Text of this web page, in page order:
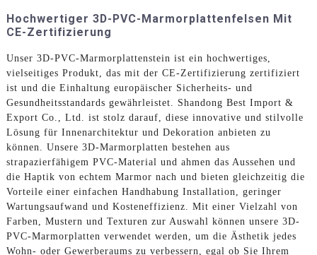
Hochwertiger 3D-PVC-Marmorplattenfelsen Mit
CE-Zertifizierung
Unser 3D-PVC-Marmorplattenstein ist ein hochwertiges,
vielseitiges Produkt, das mit der CE-Zertifizierung zertifiziert
ist und die Einhaltung europäischer Sicherheits- und
Gesundheitsstandards gewährleistet. Shandong Best Import &
Export Co., Ltd. ist stolz darauf, diese innovative und stilvolle
Lösung für Innenarchitektur und Dekoration anbieten zu
können. Unsere 3D-Marmorplatten bestehen aus
strapazierfähigem PVC-Material und ahmen das Aussehen und
die Haptik von echtem Marmor nach und bieten gleichzeitig die
Vorteile einer einfachen Handhabung Installation, geringer
Wartungsaufwand und Kosteneffizienz. Mit einer Vielzahl von
Farben, Mustern und Texturen zur Auswahl können unsere 3D-
PVC-Marmorplatten verwendet werden, um die Ästhetik jedes
Wohn- oder Gewerberaums zu verbessern, egal ob Sie Ihrem